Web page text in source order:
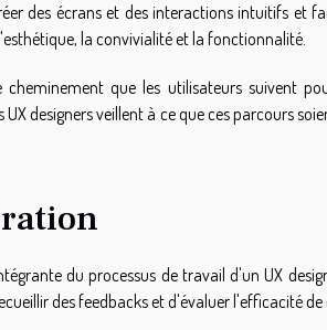
des écrans et des interactions intuitifs et
la convivialité et la fonctionnalité.
cheminement que les utilisateurs suivent
designers veillent à ce que ces parcours
du processus de travail d'un UX
des feedbacks et d'évaluer l'efficacité